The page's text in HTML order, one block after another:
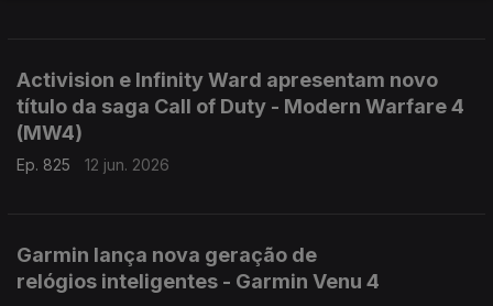
Activision e Infinity Ward apresentam novo
título da saga Call of Duty - Modern Warfare 4
(MW4)
Ep. 825 12 jun. 2026
Garmin lança nova geração de
relógios inteligentes - Garmin Venu 4